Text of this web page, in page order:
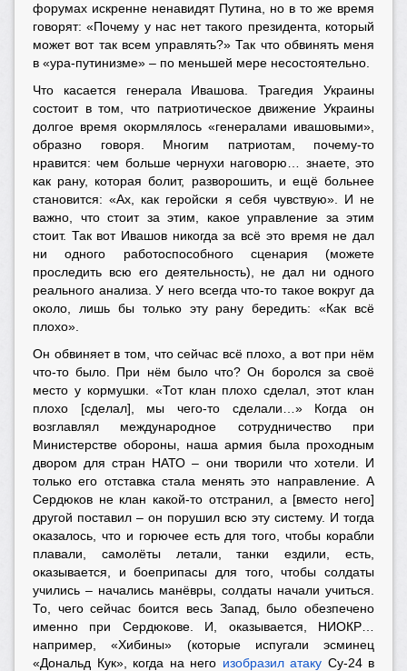
форумах искренне ненавидят Путина, но в то же время
говорят: «Почему у нас нет такого президента, который
может вот так всем управлять?» Так что обвинять меня
в «ура-путинизме» – по меньшей мере несостоятельно.
Что касается генерала Ивашова. Трагедия Украины
состоит в том, что патриотическое движение Украины
долгое время окормлялось «генералами ивашовыми»,
образно говоря. Многим патриотам, почему-то
нравится: чем больше чернухи наговорю… знаете, это
как рану, которая болит, разворошить, и ещё больнее
становится: «Ах, как геройски я себя чувствую». И не
важно, что стоит за этим, какое управление за этим
стоит. Так вот Ивашов никогда за всё это время не дал
ни одного работоспособного сценария (можете
проследить всю его деятельность), не дал ни одного
реального анализа. У него всегда что-то такое вокруг да
около, лишь бы только эту рану бередить: «Как всё
плохо».
Он обвиняет в том, что сейчас всё плохо, а вот при нём
что-то было. При нём было что? Он боролся за своё
место у кормушки. «Тот клан плохо сделал, этот клан
плохо [сделал], мы чего-то сделали…» Когда он
возглавлял международное сотрудничество при
Министерстве обороны, наша армия была проходным
двором для стран НАТО – они творили что хотели. И
только его отставка стала менять это направление. А
Сердюков не клан какой-то отстранил, а [вместо него]
другой поставил – он порушил всю эту систему. И тогда
оказалось, что и горючее есть для того, чтобы корабли
плавали, самолёты летали, танки ездили, есть,
оказывается, и боеприпасы для того, чтобы солдаты
учились – начались манёвры, солдаты начали учиться.
То, чего сейчас боится весь Запад, было обезпечено
именно при Сердюкове. И, оказывается, НИОКР…
например, «Хибины» (которые испугали эсминец
«Дональд Кук», когда на него изобразил атаку Су-24 в